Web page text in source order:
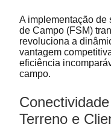
A implementação de
de Campo (FSM)
revoluciona a
vantagem
eficiência
campo.
Terreno e